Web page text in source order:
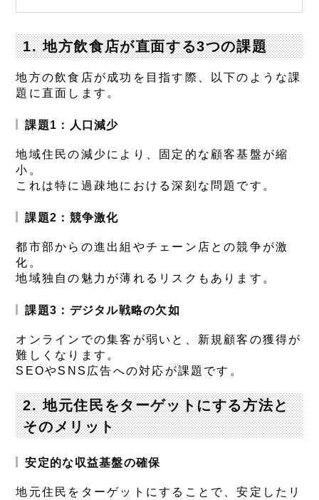
1. 地方飲食店が直面する3つの課題
地方の飲食店が成功を目指す際、以下のような課
題に直面します。
課題1：人口減少
地域住民の減少により、固定的な顧客基盤が縮
小。
これは特に過疎地における深刻な問題です。
課題2：競争激化
都市部からの進出組やチェーン店との競争が激
化。
地域独自の魅力が薄れるリスクもあります。
課題3：デジタル戦略の欠如
オンラインでの集客が弱いと、新規顧客の獲得が
難しくなります。
SEOやSNS広告への対応が課題です。
2. 地元住民をターゲットにする方法と
そのメリット
安定的な収益基盤の確保
地元住民をターゲットにすることで、安定したリ